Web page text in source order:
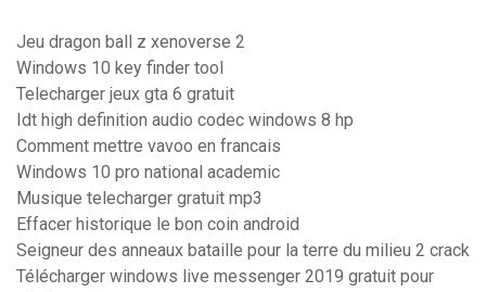
Jeu dragon ball z xenoverse 2
Windows 10 key finder tool
Telecharger jeux gta 6 gratuit
Idt high definition audio codec windows 8 hp
Comment mettre vavoo en francais
Windows 10 pro national academic
Musique telecharger gratuit mp3
Effacer historique le bon coin android
Seigneur des anneaux bataille pour la terre du milieu 2 crack
Télécharger windows live messenger 2019 gratuit pour